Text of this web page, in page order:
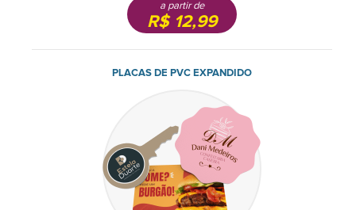
a partir de
R$ 12,99
PLACAS DE PVC EXPANDIDO